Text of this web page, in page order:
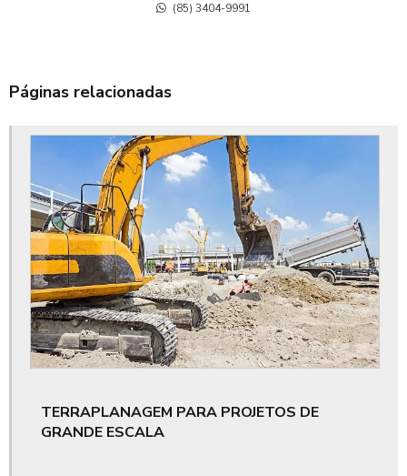
Aluguel de trator de esteira no ceará
Aluguel escavadeira hidráulica no ceará
Cubação terraplanagem
Custo terraplanagem
Drenagem de águas pluviais
Drenagem de águas pluviais em terrenos
Drenagem de loteamento
Drenagem profunda e superficial
(85) 3404-9991
Páginas relacionadas
TERRAPLANAGEM PARA PROJETOS DE
GRANDE ESCALA